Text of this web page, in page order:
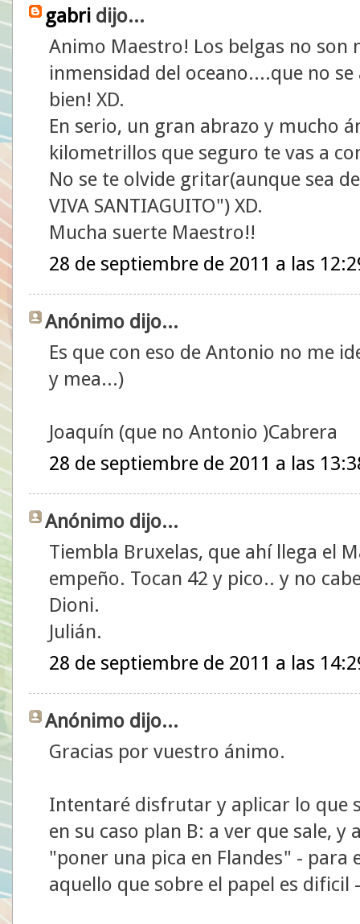
gabri dijo...
Animo Maestro! Los belgas no son
inmensidad del oceano....que no
bien! XD.
En serio, un gran abrazo y mucho
kilometrillos que seguro te vas a
No se te olvide gritar(aunque sea
VIVA SANTIAGUITO") XD.
Mucha suerte Maestro!!
28 de septiembre de 2011 a las
Anónimo dijo...
Es que con eso de Antonio no me
y mea...)
Joaquín (que no Antonio )Cabrera
28 de septiembre de 2011 a las
Anónimo dijo...
Tiembla Bruxelas, que ahí llega el
empeño. Tocan 42 y pico.. y no
Dioni.
Julián.
28 de septiembre de 2011 a las
Anónimo dijo...
Gracias por vuestro ánimo.
Intentaré disfrutar y aplicar lo que
en su caso plan B: a ver que sale, y
"poner una pica en Flandes" -
aquello que sobre el papel es dificil